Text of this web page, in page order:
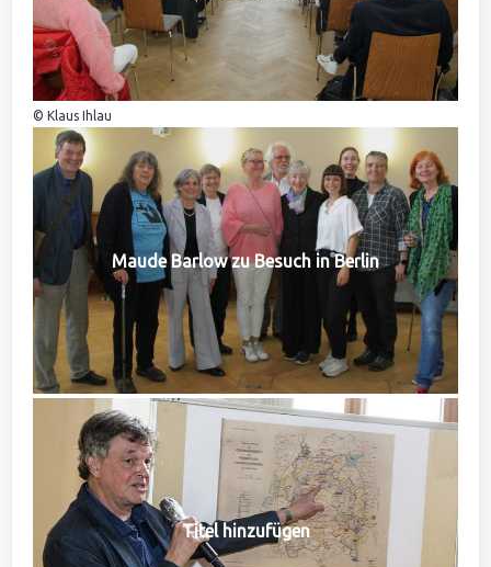
© Klaus Ihlau
Maude Barlow zu Besuch in Berlin
Titel hinzufügen